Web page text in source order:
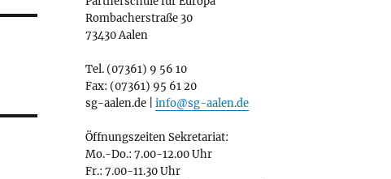
Rombacherstraße 30
73430 Aalen
Tel. (07361) 9 56 10
Fax: (07361) 95 61 20
sg-aalen.de | info@sg-aalen.de
Öffnungszeiten Sekretariat:
Mo.-Do.: 7.00-12.00 Uhr
Fr.: 7.00-11.30 Uhr